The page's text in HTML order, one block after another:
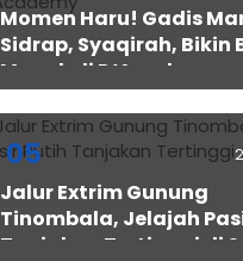
Momen Haru! Gadis
Sidrap, Syaqirah, Bikin
Mewek di D’Academy​
05
Jalur Extrim Gunung
Tinombala, Jelajah
Tanjakan Tertinggi di